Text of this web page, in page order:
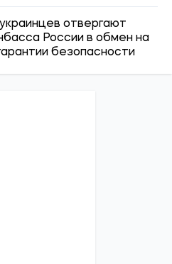
отвергают
России в обмен на
безопасности